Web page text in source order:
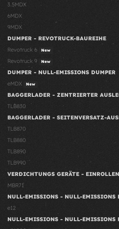
3.5MDX
6MDX
9MDX
DUMPER - REVOTRUCK-BAUREIHE
Revotruck 6
New
Revotruck 9 New
DUMPER - NULL-EMISSIONS DUMPER
eMDX
New
BAGGERLADER - ZENTRIERTER
TLB830
BAGGERLADER - SEITENVERSATZ-
TLB870
TLB880
TLB890
TLB990
VERDICHTUNGS GERÄTE -
MBR71
NULL-EMISSIONS - NULL-EMISSIONS
e12
NULL-EMISSIONS - NULL-EMISSIONS